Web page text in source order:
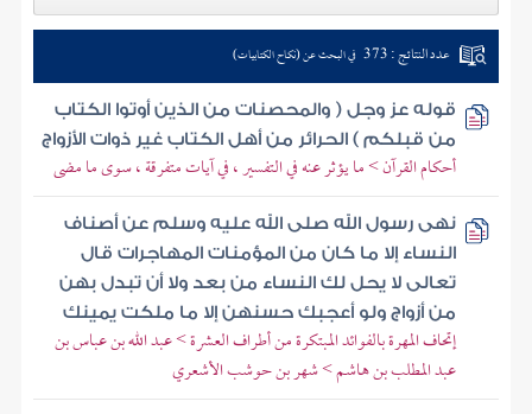
عدد النتائج : 373 في البحث عن (نكاح الكتابيات)
قوله عز وجل ( والمحصنات من الذين أوتوا الكتاب
من قبلكم ) الحرائر من أهل الكتاب غير ذوات الأزواج
أحكام القرآن > ما يؤثر عنه في التفسير ، في آيات متفرقة ، سوى ما مضى
نهى رسول الله صلى الله عليه وسلم عن أصناف
النساء إلا ما كان من المؤمنات المهاجرات قال
تعالى لا يحل لك النساء من بعد ولا أن تبدل بهن
من أزواج ولو أعجبك حسنهن إلا ما ملكت يمينك
إتحاف المهرة بالفوائد المبتكرة من أطراف العشرة > عبد الله بن عباس بن
عبد المطلب بن هاشم > شهر بن حوشب الأشعري